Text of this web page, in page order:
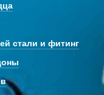
стали и фитинг